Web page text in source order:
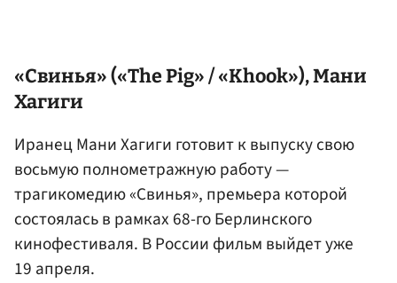
«Свинья» («The Pig» / «Khook»), Мани
Хагиги
Иранец Мани Хагиги готовит к выпуску свою
восьмую полнометражную работу —
трагикомедию «Свинья», премьера которой
состоялась в рамках 68-го Берлинского
кинофестиваля. В России фильм выйдет уже
19 апреля.